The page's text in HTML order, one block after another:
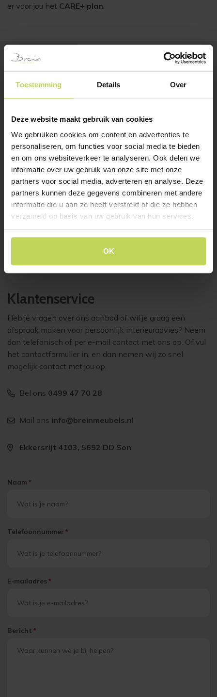
Toestemming Details Over
Deze website maakt gebruik van cookies
We gebruiken cookies om content en advertenties te
personaliseren, om functies voor social media te bieden
en om ons websiteverkeer te analyseren. Ook delen we
informatie over uw gebruik van onze site met onze
partners voor social media, adverteren en analyse. Deze
partners kunnen deze gegevens combineren met andere
informatie die u aan ze heeft verstrekt of die ze hebben
verzameld op basis van uw gebruik van hun services.
OK
er voor jou het CARE+ plan.
Klanten bekeken ook
eetkamerstoel YUNA
touch toffee
Xooon eetkamerstoel
FRANKY met arm
Klantenservice
Heb je vragen over ons aanbod of wil je graag een
afspraak maken voor persoonlijk interieuradvies? Neem
dan telefonisch of per e-mail contact met ons op. Of vul
het contactformulier in, en dan nemen wij zo snel
mogelijk contact met jou op.
Bel ons 0499 47 70 28
Mail ons info@breinmeubels.nl
Ekkersrijt 4103, 5692 DD Son
Naam *
Telefoonnummer *
E-mailadres *
Bericht *